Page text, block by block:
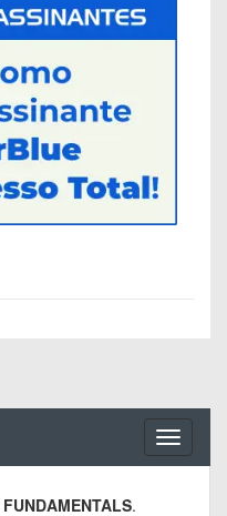
Toggle
FUNDAMENTALS.